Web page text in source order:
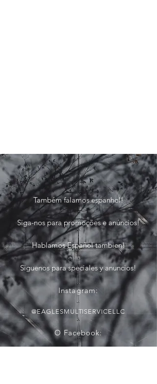
Também falamos espanhol!
Siga-nos para promoções e anúncios!
Hablamos Español tambien!
Siguenos para speciales y anuncios!
Instagram:
@EAGLESMULTISERVICELLC
O Facebook: